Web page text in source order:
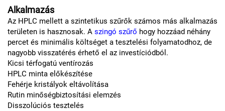
Alkalmazás
Az HPLC mellett a szintetikus szűrők számos más alkalmazás
területen is hasznosak. A szingó szűrő hogy hozzáad néhány
percet és minimális költséget a tesztelési folyamatodhoz, de
nagyobb visszatérés érhető el az investíciódból.
Kicsi térfogatú ventírozás
HPLC minta előkészítése
Fehérje kristályok eltávolítása
Rutin minőségbiztosítási elemzés
Disszolúciós tesztelés